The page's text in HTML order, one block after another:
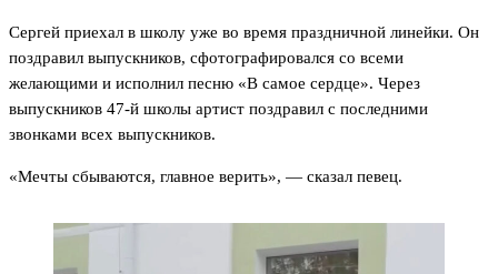
Сергей приехал в школу уже во время праздничной линейки. Он
поздравил выпускников, сфотографировался со всеми
желающими и исполнил песню «В самое сердце». Через
выпускников 47-й школы артист поздравил с последними
звонками всех выпускников.
«Мечты сбываются, главное верить», — сказал певец.